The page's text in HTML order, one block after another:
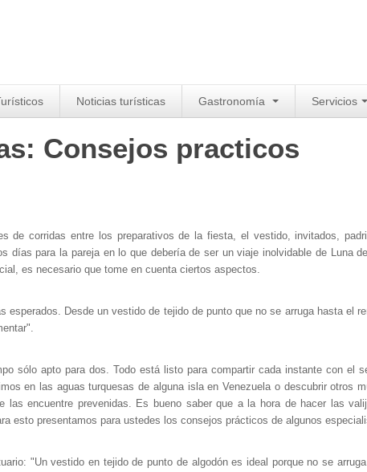
Noticias turísticas Gastronomía Servicios
Consejos practicos
de corridas entre los preparativos de la fiesta, el vestido, invitados,
días para la pareja en lo que debería de ser un viaje inolvidable de Luna
es necesario que tome en cuenta ciertos aspectos.
Desde un vestido de tejido de punto que no se arruga hasta el
sólo apto para dos. Todo está listo para compartir cada instante con el
en las aguas turquesas de alguna isla en Venezuela o descubrir otros
encuentre prevenidas. Es bueno saber que a la hora de hacer las
esto presentamos para ustedes los consejos prácticos de algunos
"Un vestido en tejido de punto de algodón es ideal porque no se